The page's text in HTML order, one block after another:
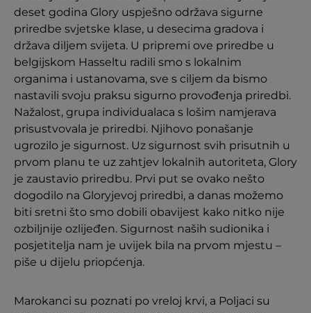
deset godina Glory uspješno održava sigurne
priredbe svjetske klase, u desecima gradova i
država diljem svijeta. U pripremi ove priredbe u
belgijskom Hasseltu radili smo s lokalnim
organima i ustanovama, sve s ciljem da bismo
nastavili svoju praksu sigurno provođenja priredbi.
Nažalost, grupa individualaca s lošim namjerava
prisustvovala je priredbi. Njihovo ponašanje
ugrozilo je sigurnost. Uz sigurnost svih prisutnih u
prvom planu te uz zahtjev lokalnih autoriteta, Glory
je zaustavio priredbu. Prvi put se ovako nešto
dogodilo na Gloryjevoj priredbi, a danas možemo
biti sretni što smo dobili obavijest kako nitko nije
ozbiljnije ozlijeđen. Sigurnost naših sudionika i
posjetitelja nam je uvijek bila na prvom mjestu –
piše u dijelu priopćenja.
Marokanci su poznati po vreloj krvi, a Poljaci su